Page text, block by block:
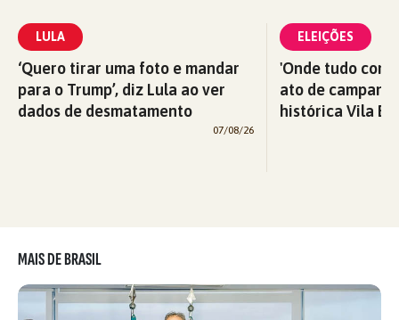
LULA
‘Quero tirar uma foto e mandar
para o Trump’, diz Lula ao ver
dados de desmatamento
07/08/26
ELEIÇÕES
'Onde tudo
ato de
histórica Vila
MAIS DE BRASIL